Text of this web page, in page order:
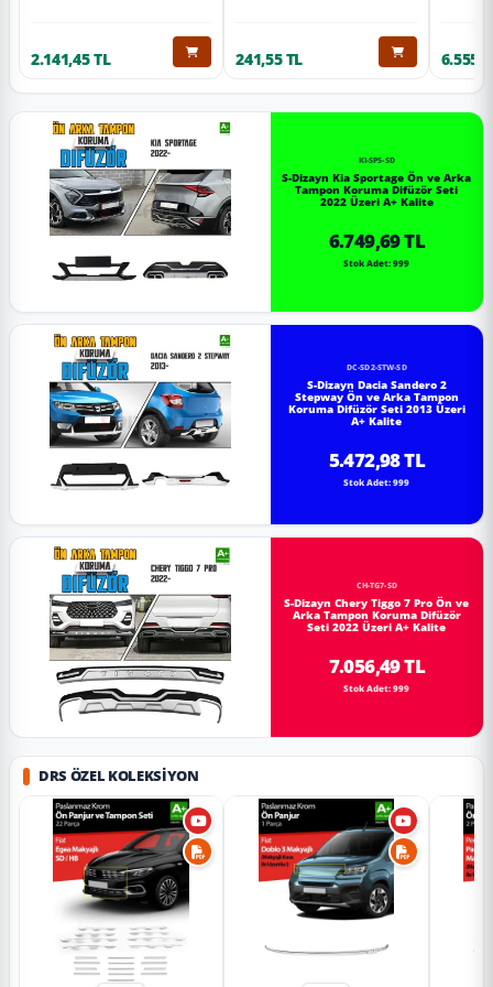
2.141,45 TL 241,55 TL
KI-SP5-SD
S-Dizayn Kia Sportage Ön ve Arka
Tampon Koruma Difüzör Seti
2022 Üzeri A+ Kalite
6.749,69 TL
Stok Adet: 999
DC-SD2-STW-SD
S-Dizayn Dacia Sandero 2
Stepway Ön ve Arka Tampon
Koruma Difüzör Seti 2013 Üzeri
A+ Kalite
5.472,98 TL
Stok Adet: 999
CH-TG7-SD
S-Dizayn Chery Tiggo 7 Pro Ön ve
Arka Tampon Koruma Difüzör
Seti 2022 Üzeri A+ Kalite
7.056,49 TL
Stok Adet: 999
DRS ÖZEL KOLEKSIYON